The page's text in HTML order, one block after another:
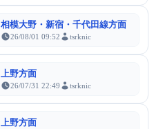
相模大野・新宿・千代田線方面
26/08/01 09:52 tsrknic
上野方面
26/07/31 22:49 tsrknic
上野方面